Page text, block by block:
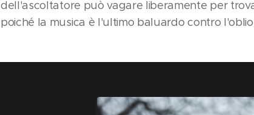
dell'ascoltatore può vagare liberamente per
poiché la musica è l'ultimo baluardo contro